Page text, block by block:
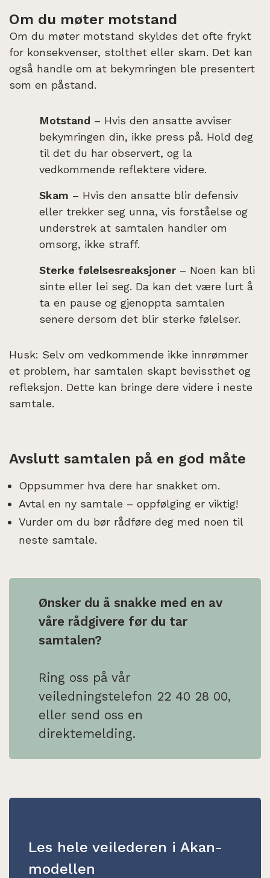
Om du møter motstand
Om du møter motstand skyldes det ofte frykt
for konsekvenser, stolthet eller skam. Det kan
også handle om at bekymringen ble presentert
som en påstand.
Motstand – Hvis den ansatte avviser
bekymringen din, ikke press på. Hold deg
til det du har observert, og la
vedkommende reflektere videre.
Skam – Hvis den ansatte blir defensiv
eller trekker seg unna, vis forståelse og
understrek at samtalen handler om
omsorg, ikke straff.
Sterke følelsesreaksjoner – Noen kan bli
sinte eller lei seg. Da kan det være lurt å
ta en pause og gjenoppta samtalen
senere dersom det blir sterke følelser.
Husk: Selv om vedkommende ikke innrømmer
et problem, har samtalen skapt bevissthet og
refleksjon. Dette kan bringe dere videre i neste
samtale.
Avslutt samtalen på en god måte
Oppsummer hva dere har snakket om.
Avtal en ny samtale – oppfølging er viktig!
Vurder om du bør rådføre deg med noen til
neste samtale.
Ønsker du å snakke med en av
våre rådgivere før du tar
samtalen?
Ring oss på vår
veiledningstelefon 22 40 28 00,
eller send oss en
direktemelding.
Les hele veilederen i Akan-
modellen